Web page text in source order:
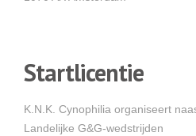
Startlicentie
K.N.K. Cynophilia organiseert
Landelijke G&G-wedstrijden